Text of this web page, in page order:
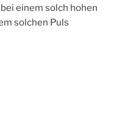
einem solch hohen
solchen Puls